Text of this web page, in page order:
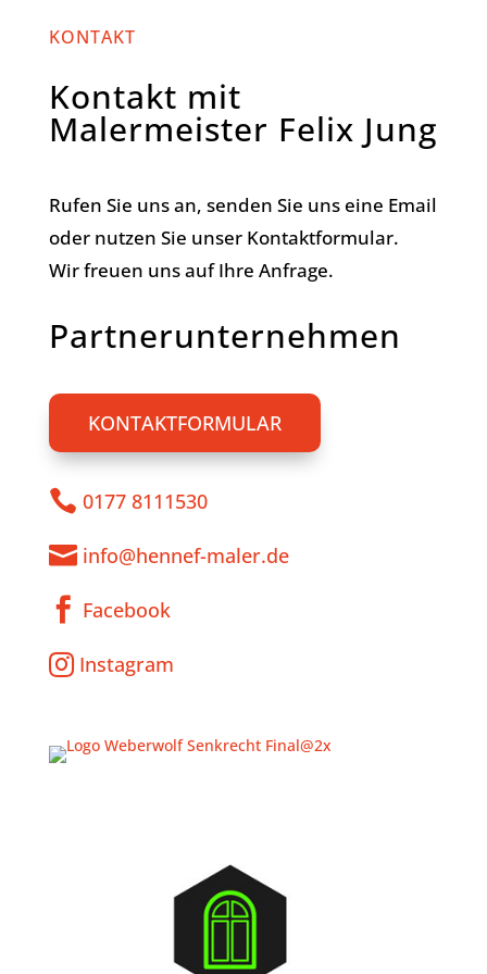
KONTAKT
Kontakt mit
Malermeister Felix Jung
Rufen Sie uns an, senden Sie uns eine Email
oder nutzen Sie unser Kontaktformular.
Wir freuen uns auf Ihre Anfrage.
Partnerunternehmen
KONTAKTFORMULAR
 0177 8111530
 info@hennef-maler.de
 Facebook
 Instagram